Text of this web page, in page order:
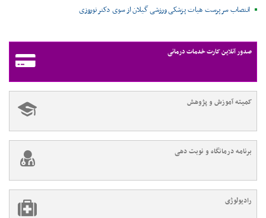
انتصاب سرپرست هیات پزشکی ورزشی گیلان از سوی دکتر نوروزی
صدور آنلاین کارت خدمات درمانی
کمیته آموزش و پژوهش
برنامه درمانگاه و نوبت دهی
رادیولوژی